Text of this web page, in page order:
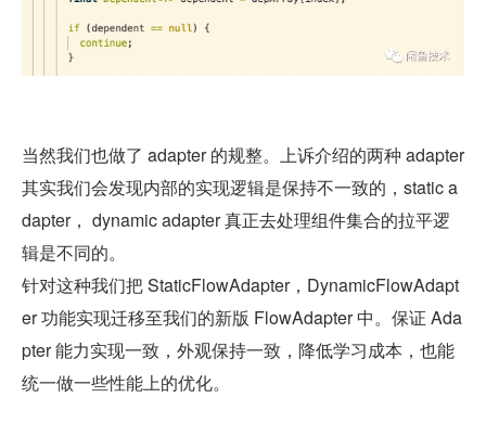
当然我们也做了 adapter 的规整。上诉介绍的两种 adapter
其实我们会发现内部的实现逻辑是保持不一致的，static a
dapter， dynamic adapter 真正去处理组件集合的拉平逻
辑是不同的。
针对这种我们把 StaticFlowAdapter，DynamicFlowAdapt
er 功能实现迁移至我们的新版 FlowAdapter 中。保证 Ada
pter 能力实现一致，外观保持一致，降低学习成本，也能
统一做一些性能上的优化。